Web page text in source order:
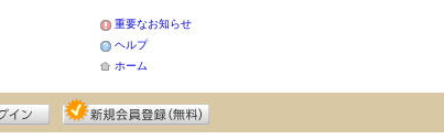
重要なお知らせ
ヘルプ
ホーム